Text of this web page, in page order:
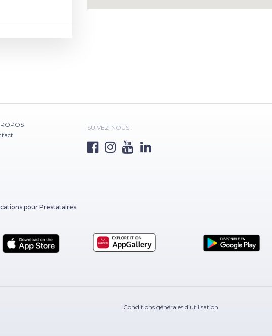
SUIVEZ-NOUS :
pour Prestataires
Conditions générales d’utilisation